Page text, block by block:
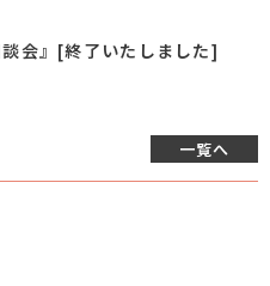
会』[終了いたしました]
一覧へ